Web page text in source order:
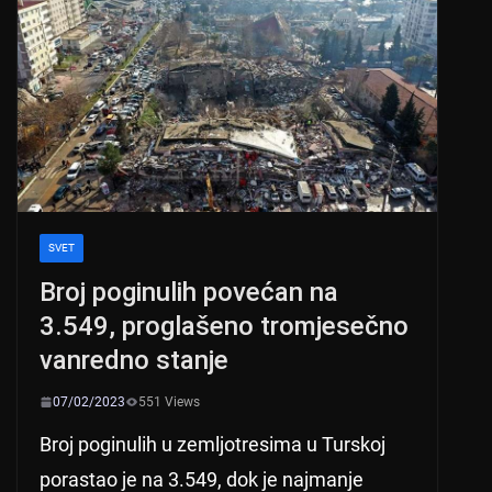
SVET
Broj poginulih povećan na
3.549, proglašeno tromjesečno
vanredno stanje
07/02/2023 551 Views
Broj poginulih u zemljotresima u Turskoj
porastao je na 3.549, dok je najmanje